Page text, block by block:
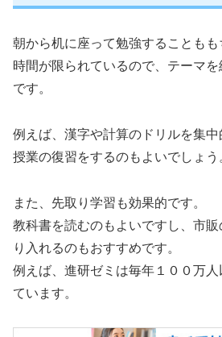
朝から机に座って勉強することもも
時間が限られているので、テーマ
です。
例えば、漢字や計算のドリルを集
授業の復習をするのもよいでしょう
また、先取り学習も効果的です。
教科書を読むのもよいですし、市
り入れるのもおすすめです。
例えば、進研ゼミは毎年１００万
ています。